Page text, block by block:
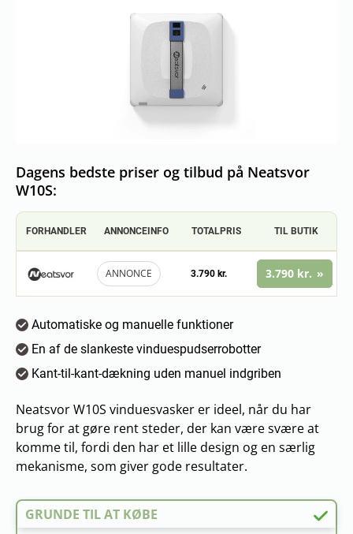
Dagens bedste priser og tilbud på Neatsvor
W10S:
FORHANDLER ANNONCEINFO TOTALPRIS TIL BUTIK
ANNONCE 3.790 kr. 3.790 kr.
Automatiske og manuelle funktioner
En af de slankeste vinduespudserrobotter
Kant-til-kant-dækning uden manuel indgriben
Neatsvor W10S vinduesvasker er ideel, når du har
brug for at gøre rent steder, der kan være svære at
komme til, fordi den har et lille design og en særlig
mekanisme, som giver gode resultater.
GRUNDE TIL AT KØBE